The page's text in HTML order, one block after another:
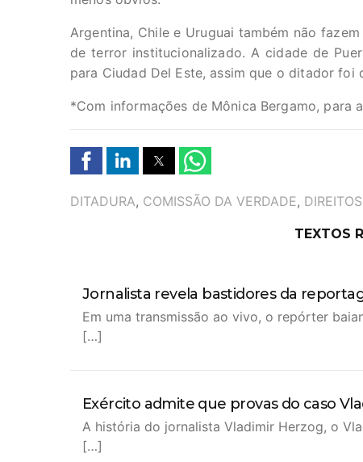
Argentina, Chile e Uruguai também não
de terror institucionalizado. A cidade de
para Ciudad Del Este, assim que o ditador foi
*Com informações de Mônica Bergamo, para
TAGS
DITADURA, COMISSÃO DA VERDADE,
TEXTOS
Jornalista revela bastidores da
Em uma transmissão ao vivo, o repórter
[…]
Exército admite que provas do caso
A história do jornalista Vladimir Herzog, o
[…]